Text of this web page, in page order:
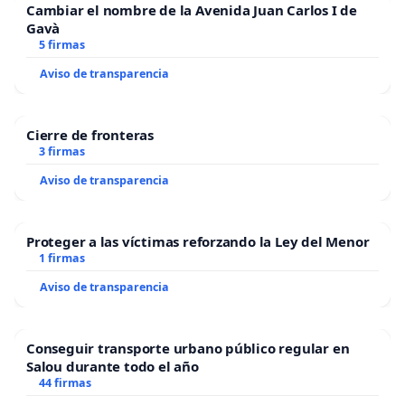
Cambiar el nombre de la Avenida Juan Carlos I de
Gavà
5 firmas
Aviso de transparencia
Cierre de fronteras
3 firmas
Aviso de transparencia
Proteger a las víctimas reforzando la Ley del Menor
1 firmas
Aviso de transparencia
Conseguir transporte urbano público regular en
Salou durante todo el año
44 firmas